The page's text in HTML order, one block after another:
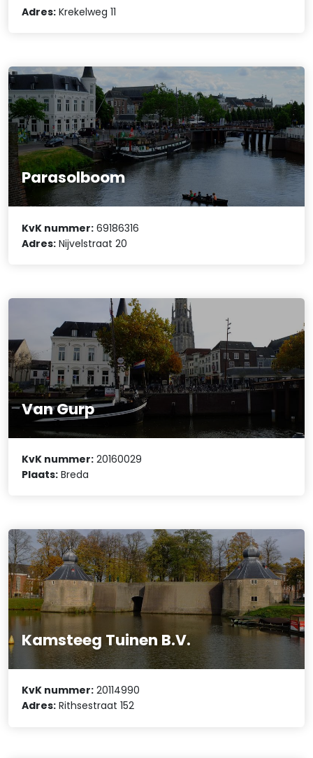
Adres: Krekelweg 11
Parasolboom
KvK nummer: 69186316
Adres: Nijvelstraat 20
Van Gurp
KvK nummer: 20160029
Plaats: Breda
Kamsteeg Tuinen B.V.
KvK nummer: 20114990
Adres: Rithsestraat 152